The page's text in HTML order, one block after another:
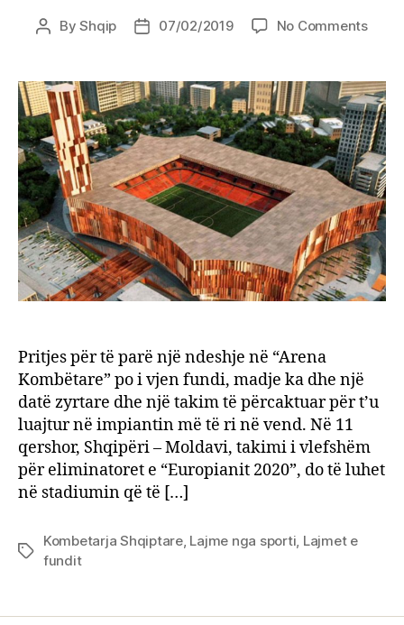
PostByShqip
Post07/02/2019 No Commentson
më
11
luhet
në
Pritjes për të parë një ndeshje në “Arena
Kombëtare” po i vjen fundi, madje ka dhe një
datë zyrtare dhe një takim të përcaktuar për t’u
luajtur në impiantin më të ri në vend. Në 11
qershor, Shqipëri – Moldavi, takimi i vlefshëm
për eliminatoret e “Europianit 2020”, do të luhet
në stadiumin që të […]
Tags
Kombetarja Shqiptare, Lajme nga sporti, Lajmet e
fundit